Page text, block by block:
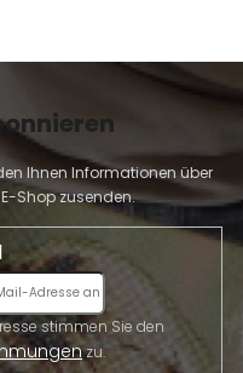
Ihnen Informationen über
Shop zusenden.
zu.